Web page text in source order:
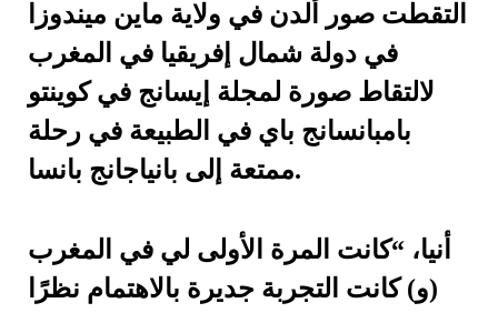
التقطت صور ألدن في ولاية ماين ميندوزا
في دولة شمال إفريقيا في المغرب
لالتقاط صورة لمجلة إيسانج في كوينتو
بامبانسانج باي في الطبيعة في رحلة
ممتعة إلى بانياجانج بانسا.
أنيا، “كانت المرة الأولى لي في المغرب
(و) كانت التجربة جديرة بالاهتمام نظرًا